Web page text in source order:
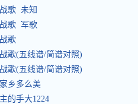
歌 未知
歌 军歌
歌
歌(五线谱/简谱对照)
歌(五线谱/简谱对照)
乡多么美
的手大1224